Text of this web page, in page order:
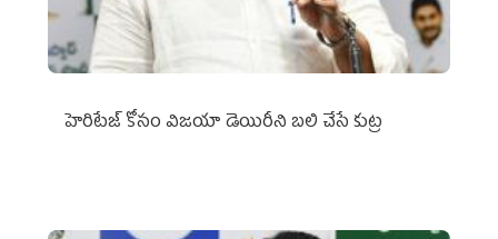
హెరిటేజ్ కోసం విజయా డెయిరీని బలి చేసే కుట్ర‌